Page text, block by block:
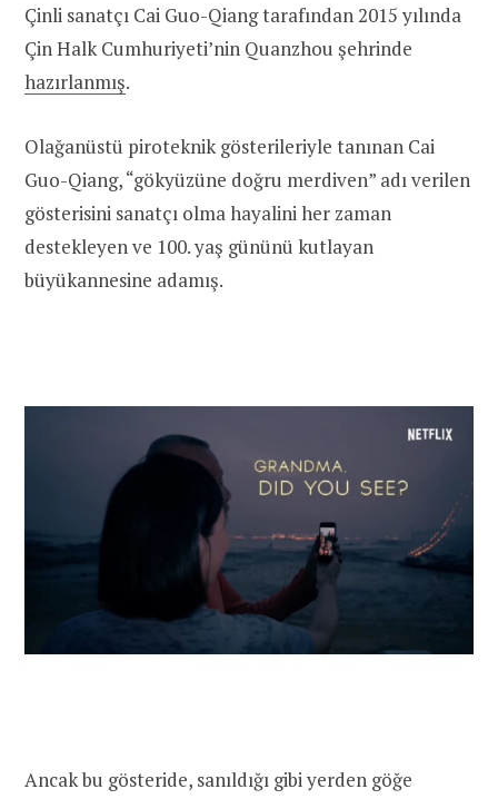
Çinli sanatçı Cai Guo-Qiang tarafından 2015 yılında
Çin Halk Cumhuriyeti’nin Quanzhou şehrinde
hazırlanmış.
Olağanüstü piroteknik gösterileriyle tanınan Cai
Guo-Qiang, “gökyüzüne doğru merdiven” adı verilen
gösterisini sanatçı olma hayalini her zaman
destekleyen ve 100. yaş gününü kutlayan
büyükannesine adamış.
Ancak bu gösteride, sanıldığı gibi yerden göğe